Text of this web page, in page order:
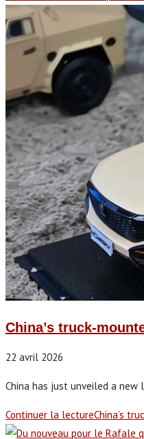
China’s truck-
22 avril 2026
China has just unveiled a
Continuer la lectureChina’s